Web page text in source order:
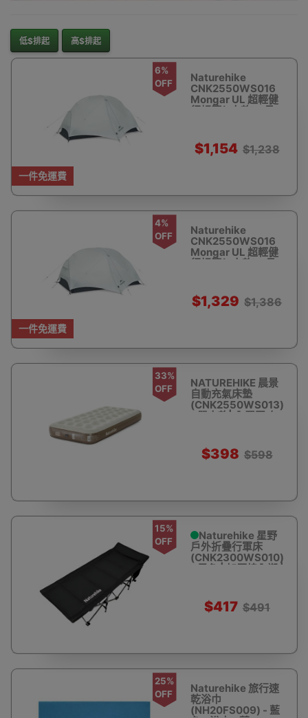
低$排起 高$排起
一件免運費
6%
OFF
Naturehike
CNK2550WS016
Mongar UL 超輕健
行帳篷(1人款) - 月
$1,154 $1,238
一件免運費
4%
OFF
Naturehike
CNK2550WS016
Mongar UL 超輕健
行帳篷(2人款) - 月
$1,329 $1,386
33%
OFF
NATUREHIKE 晨景
自動充氣床墊
(CNK2550WS013)
- 單人款| 內置泵 布
$398 $598
15%
OFF
Naturehike 星野
戶外折疊行軍床
(CNK2300WS010)
- 黑色 | 加厚棉內襯 |
$417 $491
25%
OFF
Naturehike 旅行速
乾浴巾
(NH20FS009) - 藍